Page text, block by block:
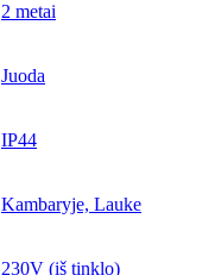
2 metai
Juoda
IP44
Kambaryje, Lauke
230V (iš tinklo)